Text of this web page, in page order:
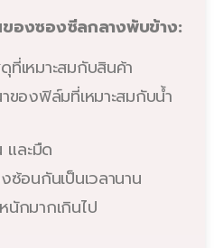
ของซองซีลกลางพับข้าง:
เหมาะสมกับสินค้า
ของฟิล์มที่เหมาะสมกับน้ำ
และมืด
อนกันเป็นเวลานาน
นักมากเกินไป